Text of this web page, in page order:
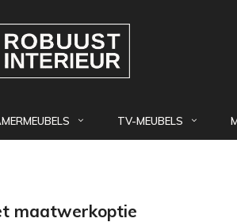
TV-MEUBELS
maatwerkoptie